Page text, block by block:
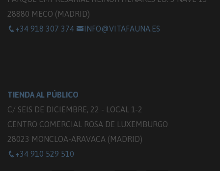
28880 MECO (MADRID)
+34 918 307 374
INFO@VITAFAUNA.ES
TIENDA AL PÚBLICO
C/ SEIS DE DICIEMBRE, 22 - LOCAL 1-2
CENTRO COMERCIAL ROSA DE LUXEMBURGO
28023 MONCLOA-ARAVACA (MADRID)
+34 910 529 510